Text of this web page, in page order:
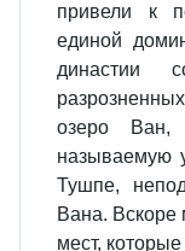
привели к
единой
династии
озеро Ван,
называемую
Тушпе,
Вана. Вскоре
мест,